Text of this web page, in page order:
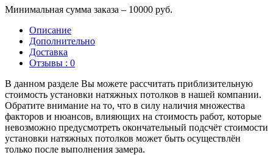
Минимальная сумма заказа – 10000 руб.
Описание
Дополнительно
Доставка
Отзывы : 0
В данном разделе Вы можете рассчитать приблизительную
стоимость установки натяжных потолков в нашей компании.
Обратите внимание на то, что в силу наличия множества
факторов и нюансов, влияющих на стоимость работ, которые
невозможно предусмотреть окончательный подсчёт стоимости
установки натяжных потолков может быть осуществлён
только после выполнения замера.